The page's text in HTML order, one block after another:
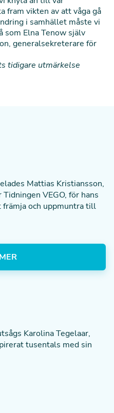
fram vikten av att våga gå
i samhället måste vi
som Elna Tenow själv
generalsekreterare för
tidigare utmärkelse
Mattias Kristiansson,
VEGO, för hans
och uppmuntra till
Karolina Tegelaar,
tusentals med sin